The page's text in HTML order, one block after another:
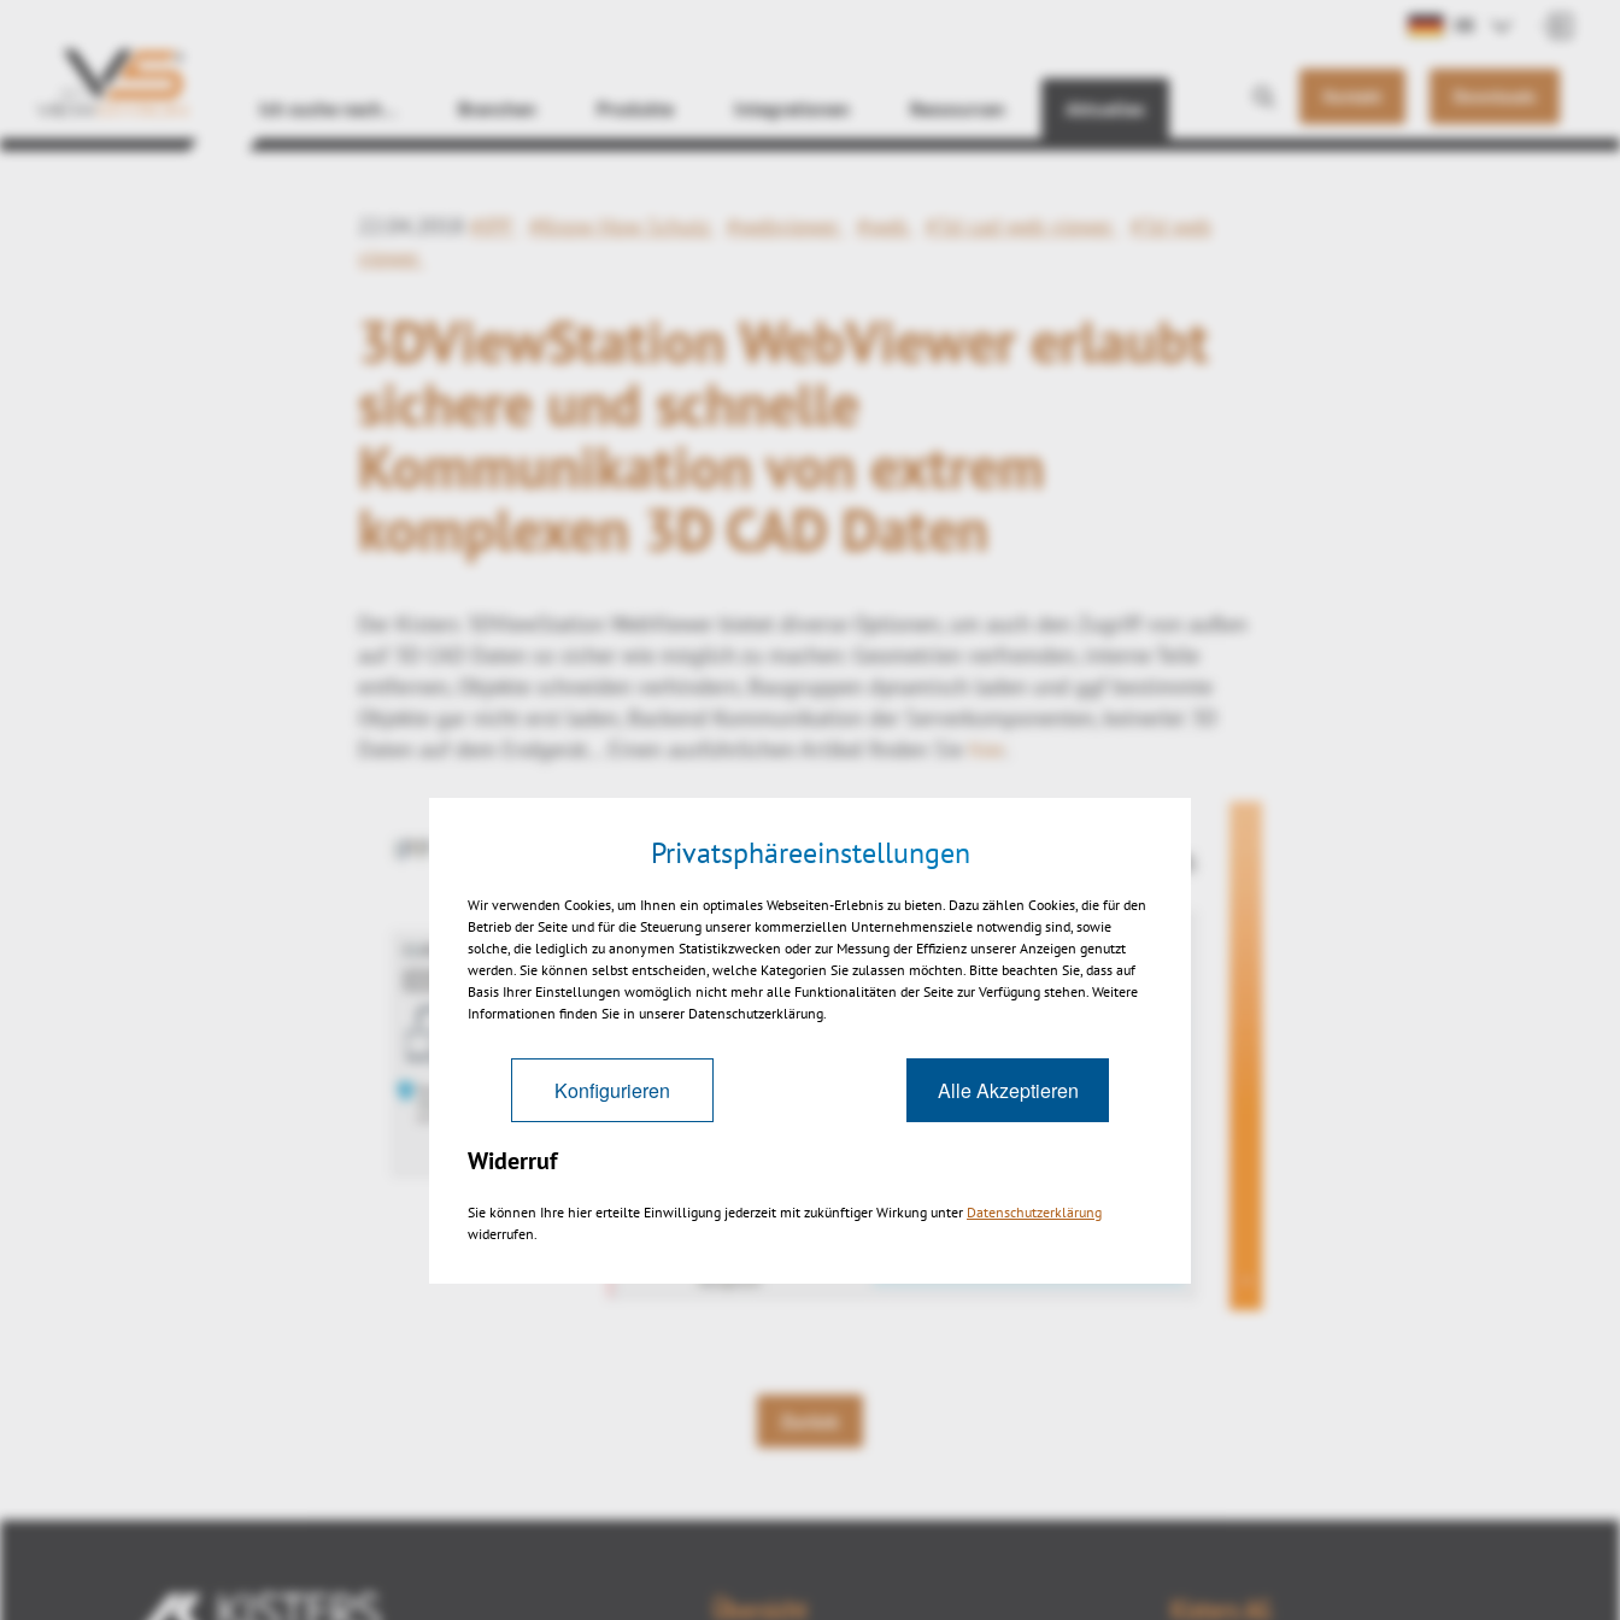
Ich suche nach… Branchen Produkte Integrationen Ressourcen Aktuelles Kontakt Downloads
DE
22.04.2018 #IPP #Know How Schutz #webviewer #web #3d cad web viewer
#3d web
viewer
3DViewStation WebViewer erlaubt
sichere und schnelle
Kommunikation von extrem
komplexen 3D CAD Daten
Der Kisters 3DViewStation WebViewer bietet diverse Optionen, um auch den Zugriff von außen
auf 3D CAD Daten so sicher wie möglich zu machen: Geometrien verfremden, interne Teile
entfernen, Objekte schneiden verhindern, Baugruppen dynamisch laden und ggf bestimmte
Objekte gar nicht erst laden, Backend Kommunikation der Serverkomponenten, keinerlei 3D
Daten auf dem Endgerät... Einen ausführlichen Artikel finden Sie
hier
Zurück
Übersicht Kisters AG
Privatsphäreeinstellungen
Wir verwenden Cookies, um Ihnen ein optimales Webseiten-Erlebnis zu bieten. Dazu zählen Cookies, die für den
Betrieb der Seite und für die Steuerung unserer kommerziellen Unternehmensziele notwendig sind, sowie
solche, die lediglich zu anonymen Statistikzwecken oder zur Messung der Effizienz unserer Anzeigen genutzt
werden. Sie können selbst entscheiden, welche Kategorien Sie zulassen möchten. Bitte beachten Sie, dass auf
Basis Ihrer Einstellungen womöglich nicht mehr alle Funktionalitäten der Seite zur Verfügung stehen. Weitere
Informationen finden Sie in unserer Datenschutzerklärung.
Konfigurieren Alle Akzeptieren
Widerruf
Sie können Ihre hier erteilte Einwilligung jederzeit mit zukünftiger Wirkung unter Datenschutzerklärung
widerrufen.